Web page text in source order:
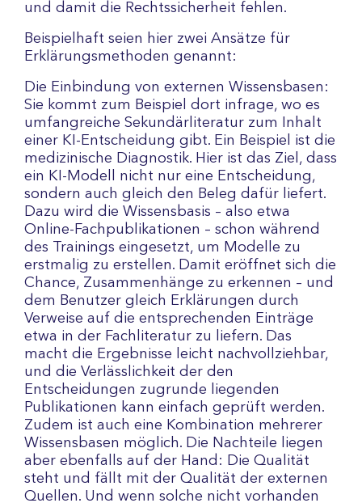
und damit die Rechtssicherheit fehlen.
Beispielhaft seien hier zwei Ansätze für
Erklärungsmethoden genannt:
Die Einbindung von externen Wissensbasen:
Sie kommt zum Beispiel dort infrage, wo es
umfangreiche Sekundärliteratur zum Inhalt
einer KI-Entscheidung gibt. Ein Beispiel ist die
medizinische Diagnostik. Hier ist das Ziel, dass
ein KI-Modell nicht nur eine Entscheidung,
sondern auch gleich den Beleg dafür liefert.
Dazu wird die Wissensbasis – also etwa
Online-Fachpublikationen – schon während
des Trainings eingesetzt, um Modelle zu
erstmalig zu erstellen. Damit eröffnet sich die
Chance, Zusammenhänge zu erkennen – und
dem Benutzer gleich Erklärungen durch
Verweise auf die entsprechenden Einträge
etwa in der Fachliteratur zu liefern. Das
macht die Ergebnisse leicht nachvollziehbar,
und die Verlässlichkeit der den
Entscheidungen zugrunde liegenden
Publikationen kann einfach geprüft werden.
Zudem ist auch eine Kombination mehrerer
Wissensbasen möglich. Die Nachteile liegen
aber ebenfalls auf der Hand: Die Qualität
steht und fällt mit der Qualität der externen
Quellen. Und wenn solche nicht vorhanden